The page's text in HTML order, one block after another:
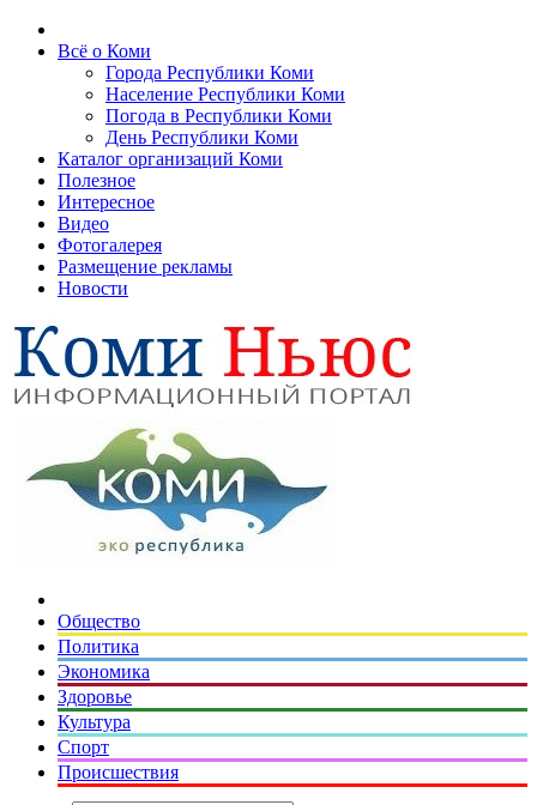
Всё о Коми
Города Республики Коми
Население Республики Коми
Погода в Республики Коми
День Республики Коми
Каталог организаций Коми
Полезное
Интересное
Видео
Фотогалерея
Размещение рекламы
Новости
Общество
Политика
Экономика
Здоровье
Культура
Спорт
Происшествия